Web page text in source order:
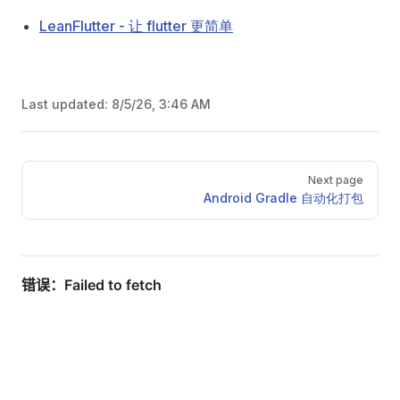
LeanFlutter - 让 flutter 更简单
Last updated: 8/5/26, 3:46 AM
Pager
Next page
Android Gradle 自动化打包